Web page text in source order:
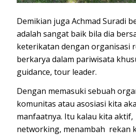
Demikian juga Achmad Suradi
adalah sangat baik bila dia
keterikatan dengan organisasi
berkarya dalam pariwisata
guidance, tour leader.
Dengan memasuki sebuah
komunitas atau asosiasi kita
manfaatnya. Itu kalau kita
networking, menambah rekan